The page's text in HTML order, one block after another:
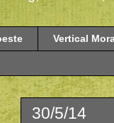
Vertical
30/5/14